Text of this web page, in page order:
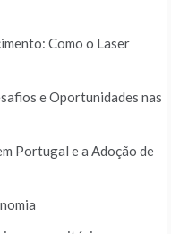
Como o Laser
e Oportunidades nas
Portugal e a Adoção de